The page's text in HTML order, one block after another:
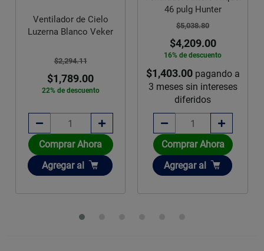
Ventilador de Cielo
Luzerna Blanco Veker
$2,294.11
$1,789.00
22% de descuento
Comprar Ahora
Añadir
Agregar al
46 pulg Hunter
$5,038.80
$4,209.00
16% de descuento
$1,403.00pagando a
3 meses sin intereses
diferidos
Comprar Ahora
Añadir
Agregar al